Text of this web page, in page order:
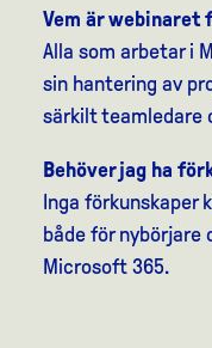
Vem är webinaret
Alla som arbetar i
sin hantering av
särkilt teamledare
Behöver jag ha
Inga förkunskaper
både för nybörjare
Microsoft 365.